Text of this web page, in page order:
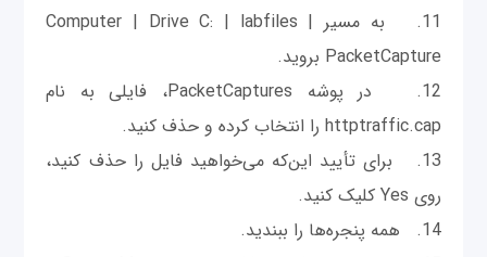
11. به مسیر Computer | Drive C: | labfiles |
PacketCapture بروید.
12. در پوشه PacketCaptures، فایلی به نام
httptraffic.cap را انتخاب کرده و حذف کنید.
13. برای تأیید این‌که می‌خواهید فایل را حذف کنید،
روی Yes کلیک کنید.
14. همه پنجره‌ها را ببندید.